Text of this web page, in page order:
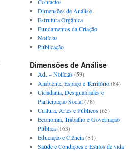
Dimensões de Análise
Estrutura Orgânica
Fundamentos da Criação
Notícias
Publicação
Dimensões de Análise
Ad. – Notícias(59)
Ambiente, Espaço e Território(84)
Cidadania, Desigualdades e
Participação Social(78)
Cultura, Artes e Públicos(65)
Economia, Trabalho e Governação
Pública(163)
Educação e Ciência(81)
Saúde e Condições e Estilos de vida